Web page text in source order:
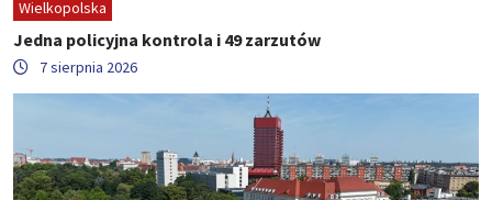
Wielkopolska
Jedna policyjna kontrola i 49 zarzutów
7 sierpnia 2026